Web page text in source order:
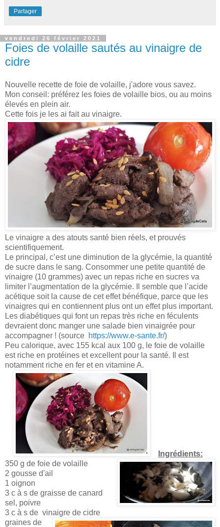
Partager
vendredi 26 février 2021
Foies de volaille sautés au vinaigre de
cidre
Nouvelle recette de foie de volaille, j'adore vous savez.
Mon conseil: préférez les foies de volaille bios, ou au moins
élevés en plein air.
Cette fois je les ai fait au vinaigre.
Le vinaigre a des atouts santé bien réels, et prouvés
scientifiquement.
Le principal, c’est une diminution de la glycémie, la quantité
de sucre dans le sang. Consommer une petite quantité de
vinaigre (10 grammes) avec un repas riche en sucres va
limiter l’augmentation de la glycémie. Il semble que l’acide
acétique soit la cause de cet effet bénéfique, parce que les
vinaigres qui en contiennent plus ont un effet plus important.
Les diabétiques qui font un repas très riche en féculents
devraient donc manger une salade bien vinaigrée pour
accompagner ! (source https://www.e-sante.fr/)
Peu calorique, avec 155 kcal aux 100 g, le foie de volaille
est riche en protéines et excellent pour la santé. Il est
notamment riche en fer et en vitamine A.
Ingrédients:
350 g de foie de volaille
2 gousse d'ail
1 oignon
3 c à s de graisse de canard
sel, poivre
3 c à s de vinaigre de cidre
graines de